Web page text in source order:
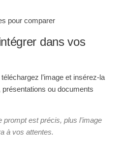
pour comparer
dans vos
l’image et insérez-la
ou documents
est précis, plus l’image
à vos attentes.